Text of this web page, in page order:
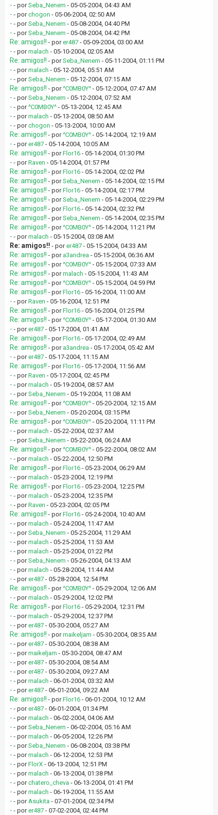
- - porSeba_Nenem - 05-05-2004, 04:43 AM
- - porchogon - 05-06-2004, 02:50 AM
- - porSeba_Nenem - 05-08-2004, 04:40 PM
- - porSeba_Nenem - 05-08-2004, 04:42 PM
Re: amigos!! - porer487 - 05-09-2004, 03:00 AM
- - pormalach - 05-10-2004, 02:05 AM
Re: amigos!! - porSeba_Nenem - 05-11-2004, 01:11 PM
- - pormalach - 05-12-2004, 05:51 AM
- - porSeba_Nenem - 05-12-2004, 07:15 AM
Re: amigos!! - por^C0MB0Y^ - 05-12-2004, 07:47 AM
- - porSeba_Nenem - 05-12-2004, 07:52 AM
- - por^C0MB0Y^ - 05-13-2004, 12:45 AM
- - pormalach - 05-13-2004, 08:50 AM
- - porchogon - 05-13-2004, 10:00 AM
Re: amigos!! - por^C0MB0Y^ - 05-14-2004, 12:19 AM
- - porer487 - 05-14-2004, 10:05 AM
Re: amigos!! - porFlor16 - 05-14-2004, 01:30 PM
- - porRaven - 05-14-2004, 01:57 PM
Re: amigos!! - porFlor16 - 05-14-2004, 02:02 PM
Re: amigos!! - porSeba_Nenem - 05-14-2004, 02:15 PM
Re: amigos!! - porFlor16 - 05-14-2004, 02:17 PM
Re: amigos!! - porSeba_Nenem - 05-14-2004, 02:29 PM
Re: amigos!! - porFlor16 - 05-14-2004, 02:32 PM
Re: amigos!! - porSeba_Nenem - 05-14-2004, 02:35 PM
Re: amigos!! - por^C0MB0Y^ - 05-14-2004, 11:21 PM
- - pormalach - 05-15-2004, 03:08 AM
Re: amigos!! - porer487 - 05-15-2004, 04:33 AM
Re: amigos!! - por a3andrea - 05-15-2004, 06:36 AM
Re: amigos!! - por^C0MB0Y^ - 05-15-2004, 07:33 AM
Re: amigos!! - pormalach - 05-15-2004, 11:43 AM
Re: amigos!! - por^C0MB0Y^ - 05-15-2004, 04:59 PM
Re: amigos!! - porFlor16 - 05-16-2004, 11:00 AM
- - porRaven - 05-16-2004, 12:51 PM
Re: amigos!! - porFlor16 - 05-16-2004, 01:25 PM
Re: amigos!! - por^C0MB0Y^ - 05-17-2004, 01:30 AM
- - porer487 - 05-17-2004, 01:41 AM
Re: amigos!! - porFlor16 - 05-17-2004, 02:49 AM
Re: amigos!! - por a3andrea - 05-17-2004, 05:42 AM
- - porer487 - 05-17-2004, 11:15 AM
Re: amigos!! - porFlor16 - 05-17-2004, 11:56 AM
- - porRaven - 05-17-2004, 02:45 PM
- - pormalach - 05-19-2004, 08:57 AM
- - porSeba_Nenem - 05-19-2004, 11:08 AM
Re: amigos!! - por^C0MB0Y^ - 05-20-2004, 12:15 AM
- - porSeba_Nenem - 05-20-2004, 03:15 PM
Re: amigos!! - por^C0MB0Y^ - 05-20-2004, 11:11 PM
- - pormalach - 05-22-2004, 02:37 AM
- - porSeba_Nenem - 05-22-2004, 06:24 AM
Re: amigos!! - por^C0MB0Y^ - 05-22-2004, 08:02 AM
- - pormalach - 05-22-2004, 12:50 PM
Re: amigos!! - porFlor16 - 05-23-2004, 06:29 AM
- - pormalach - 05-23-2004, 12:19 PM
Re: amigos!! - porFlor16 - 05-23-2004, 12:25 PM
- - pormalach - 05-23-2004, 12:35 PM
- - porRaven - 05-23-2004, 02:05 PM
Re: amigos!! - porFlor16 - 05-24-2004, 10:40 AM
- - pormalach - 05-24-2004, 11:47 AM
- - porSeba_Nenem - 05-25-2004, 11:29 AM
- - pormalach - 05-25-2004, 11:53 AM
- - pormalach - 05-25-2004, 01:22 PM
- - porSeba_Nenem - 05-26-2004, 04:13 AM
- - pormalach - 05-28-2004, 11:44 AM
- - porer487 - 05-28-2004, 12:54 PM
Re: amigos!! - por^C0MB0Y^ - 05-29-2004, 12:06 AM
- - pormalach - 05-29-2004, 12:02 PM
Re: amigos!! - porFlor16 - 05-29-2004, 12:31 PM
- - pormalach - 05-29-2004, 12:37 PM
- - porer487 - 05-30-2004, 05:27 AM
Re: amigos!! - pormaikeljam - 05-30-2004, 08:35 AM
- - porer487 - 05-30-2004, 08:38 AM
- - pormaikeljam - 05-30-2004, 08:47 AM
- - porer487 - 05-30-2004, 08:54 AM
- - porer487 - 05-30-2004, 09:27 AM
- - pormalach - 06-01-2004, 03:32 AM
- - porer487 - 06-01-2004, 09:22 AM
Re: amigos!! - porFlor16 - 06-01-2004, 10:12 AM
- - porer487 - 06-01-2004, 01:34 PM
- - pormalach - 06-02-2004, 04:06 AM
- - porSeba_Nenem - 06-02-2004, 05:16 AM
- - pormalach - 06-05-2004, 12:26 PM
- - porSeba_Nenem - 06-08-2004, 03:38 PM
- - pormalach - 06-12-2004, 12:53 PM
- - porFlorX - 06-13-2004, 12:51 PM
- - pormalach - 06-13-2004, 01:38 PM
- - porchatero_cheva - 06-13-2004, 01:41 PM
- - pormalach - 06-19-2004, 11:55 AM
- - porAsukita - 07-01-2004, 02:34 PM
- - porer487 - 07-02-2004, 02:44 PM